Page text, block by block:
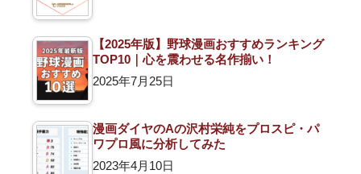
【2025年版】野球漫画おすすめランキング
TOP10｜心を震わせる名作揃い！
2025年7月25日
漫画ダイヤのAの沢村栄純をプロスピ・パ
ワプロ風に分析してみた
2023年4月10日